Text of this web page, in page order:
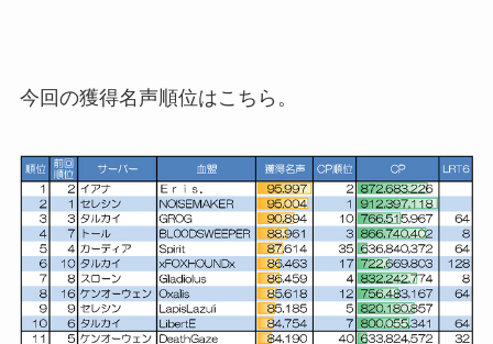
今回の獲得名声順位はこちら。